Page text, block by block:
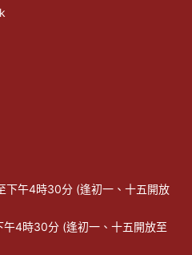
下午4時30分 (逢初一、十五開放
4時30分 (逢初一、十五開放至